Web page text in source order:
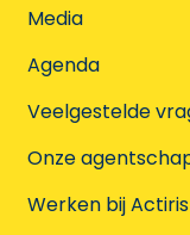
Media
Agenda
Veelgestelde
Onze
Werken bij Actiris